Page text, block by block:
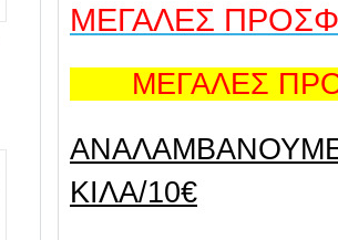
ΜΕΓΑΛΕΣ
ΜΕΓΑΛΕΣ
ΚΙΛΑ/10€